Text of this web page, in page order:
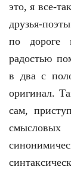
это, я все-
друзья-
по
радостью
в два с
оригинал.
сам,